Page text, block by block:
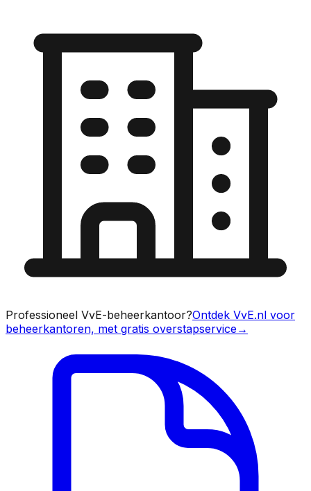
Professioneel VvE-beheerkantoor?Ontdek VvE.nl voor
beheerkantoren, met gratis overstapservice→